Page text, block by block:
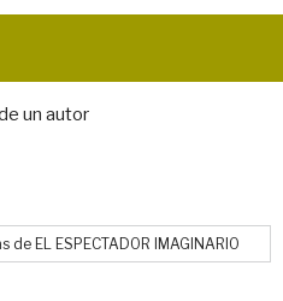
un autor
EL ESPECTADOR IMAGINARIO